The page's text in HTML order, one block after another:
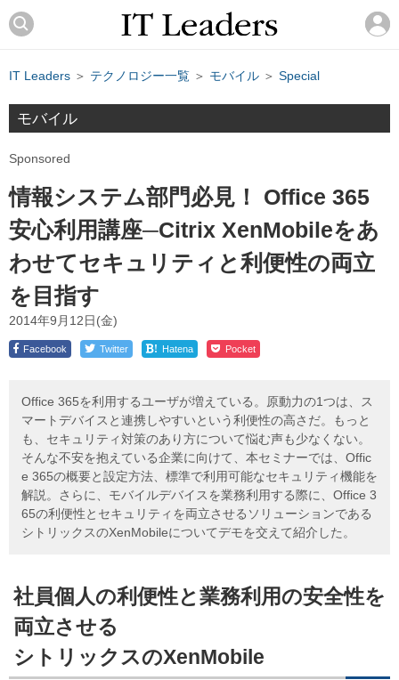
IT Leaders ＞ テクノロジー一覧 ＞ モバイル ＞ Special
モバイル
Sponsored
情報システム部門必見！ Office 365
安心利用講座─Citrix XenMobileをあ
わせてセキュリティと利便性の両立
を目指す
2014年9月12日(金)
Facebook Twitter ! Hatena Pocket
Office 365を利用するユーザが増えている。原動力の1つは、ス
マートデバイスと連携しやすいという利便性の高さだ。もっと
も、セキュリティ対策のあり方について悩む声も少なくない。
そんな不安を抱えている企業に向けて、本セミナーでは、Offic
e 365の概要と設定方法、標準で利用可能なセキュリティ機能を
解説。さらに、モバイルデバイスを業務利用する際に、Office 3
65の利便性とセキュリティを両立させるソリューションである
シトリックスのXenMobileについてデモを交えて紹介した。
社員個人の利便性と業務利用の安全性を
両立させる
シトリックスのXenMobile